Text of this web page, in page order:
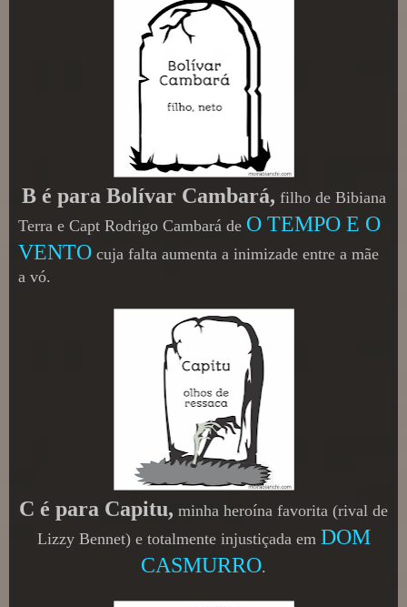
B é para Bolívar Cambará, filho de Bibiana
Terra e Capt Rodrigo Cambará de O TEMPO E O
VENTO cuja falta aumenta a inimizade entre a mãe
a vó.
C é para Capitu, minha heroína favorita (rival de
Lizzy Bennet) e totalmente injustiçada em DOM
CASMURRO.